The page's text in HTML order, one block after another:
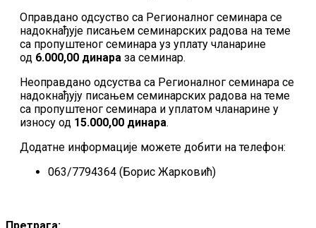
Оправдано одсуство са Регионалног семинара се
надокнађује писањем семинарских радова на теме
са пропуштеног семинара уз уплату чланарине
од 6.000,00 динара за семинар.
Неоправдано одсуства са Регионалног семинара се
надокнађују писањем семинарских радова на теме
са пропуштеног семинара и уплатом чланарине у
износу од 15.000,00 динара.
Додатне информације можете добити на телефон:
063/7794364 (Борис Жарковић)